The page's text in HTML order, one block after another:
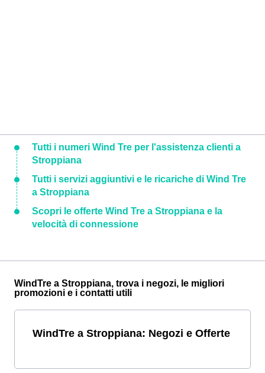
Tutti i numeri Wind Tre per l'assistenza clienti a
Stroppiana
Tutti i servizi aggiuntivi e le ricariche di Wind Tre
a Stroppiana
Scopri le offerte Wind Tre a Stroppiana e la
velocità di connessione
WindTre a Stroppiana, trova i negozi, le migliori
promozioni e i contatti utili
WindTre a Stroppiana: Negozi e Offerte